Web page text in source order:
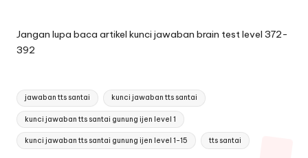
Jangan lupa baca artikel kunci jawaban brain test level 372-
392
Tags:
jawaban tts santai kunci jawaban tts santai
kunci jawaban tts santai gunung ijen level 1
kunci jawaban tts santai gunung ijen level 1-15 tts santai